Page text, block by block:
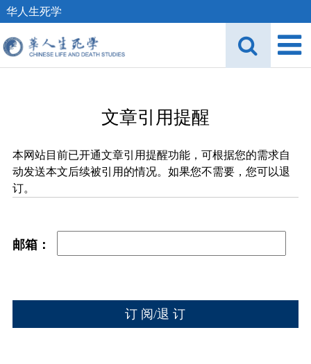
华人生死学
文章引用提醒
本网站目前已开通文章引用提醒功能，可根据您的需求自
动发送本文后续被引用的情况。如果您不需要，您可以退
订。
邮箱：